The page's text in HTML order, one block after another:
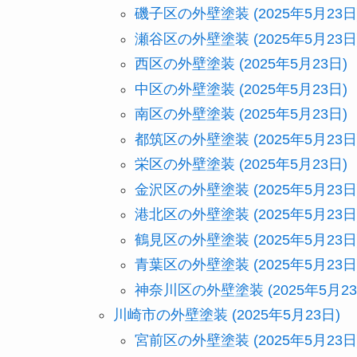
磯子区の外壁塗装 (2025年5月23
瀬谷区の外壁塗装 (2025年5月23
西区の外壁塗装 (2025年5月23日)
中区の外壁塗装 (2025年5月23日)
南区の外壁塗装 (2025年5月23日)
都筑区の外壁塗装 (2025年5月23
栄区の外壁塗装 (2025年5月23日)
金沢区の外壁塗装 (2025年5月23
港北区の外壁塗装 (2025年5月23
鶴見区の外壁塗装 (2025年5月23
青葉区の外壁塗装 (2025年5月23
神奈川区の外壁塗装 (2025年5月
川崎市の外壁塗装 (2025年5月23日)
宮前区の外壁塗装 (2025年5月23